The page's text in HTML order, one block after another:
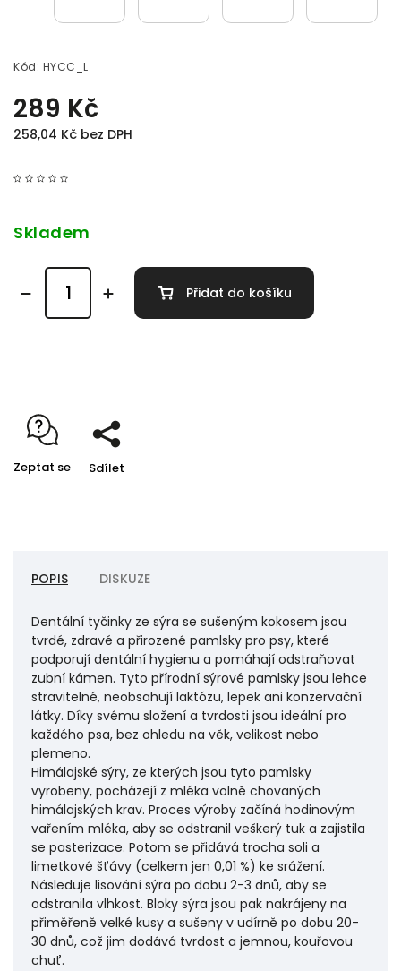
Kód: HYCC_L
289 Kč
258,04 Kč bez DPH
Skladem
Přidat do košíku
Zeptat se Sdílet
POPIS DISKUZE
Dentální tyčinky ze sýra se sušeným kokosem jsou
tvrdé, zdravé a přirozené pamlsky pro psy, které
podporují dentální hygienu a pomáhají odstraňovat
zubní kámen. Tyto přírodní sýrové pamlsky jsou lehce
stravitelné, neobsahují laktózu, lepek ani konzervační
látky. Díky svému složení a tvrdosti jsou ideální pro
každého psa, bez ohledu na věk, velikost nebo
plemeno.
Himálajské sýry, ze kterých jsou tyto pamlsky
vyrobeny, pocházejí z mléka volně chovaných
himálajských krav. Proces výroby začíná hodinovým
vařením mléka, aby se odstranil veškerý tuk a zajistila
se pasterizace. Potom se přidává trocha soli a
limetkové šťávy (celkem jen 0,01 %) ke srážení.
Následuje lisování sýra po dobu 2-3 dnů, aby se
odstranila vlhkost. Bloky sýra jsou pak nakrájeny na
přiměřeně velké kusy a sušeny v udírně po dobu 20-
30 dnů, což jim dodává tvrdost a jemnou, kouřovou
chuť.